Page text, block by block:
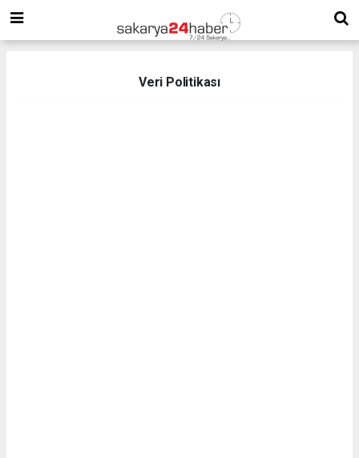
Veri Politikası